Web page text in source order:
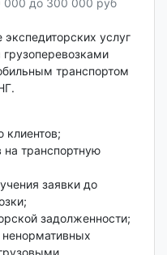
услуг
транспортом
клиентов;
на транспортную
заявки до
задолженности;